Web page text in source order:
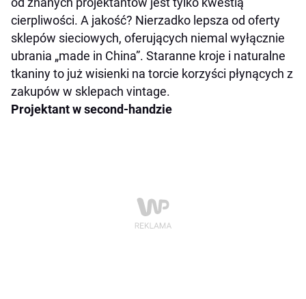
cierpliwości. A jakość? Nierzadko lepsza od oferty
sklepów sieciowych, oferujących niemal wyłącznie
ubrania „made in China”. Staranne kroje i naturalne
tkaniny to już wisienki na torcie korzyści płynących z
zakupów w sklepach vintage.
Projektant w second-handzie